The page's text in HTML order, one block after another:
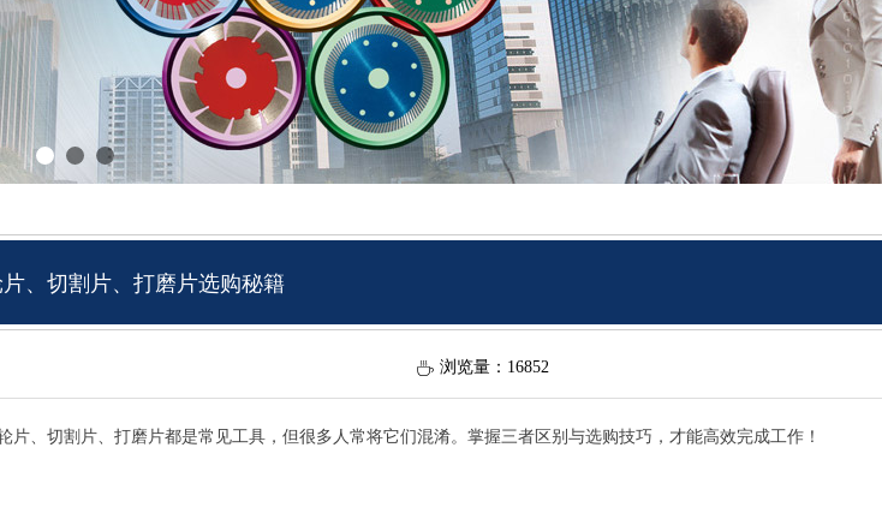
片、切割片、打磨片都是常见工具，但很多人常将它们混淆。掌握三者区别与选购技巧，才能高效完成工作！
ꄘ 浏览量：16852
、切割片、打磨片选购秘籍